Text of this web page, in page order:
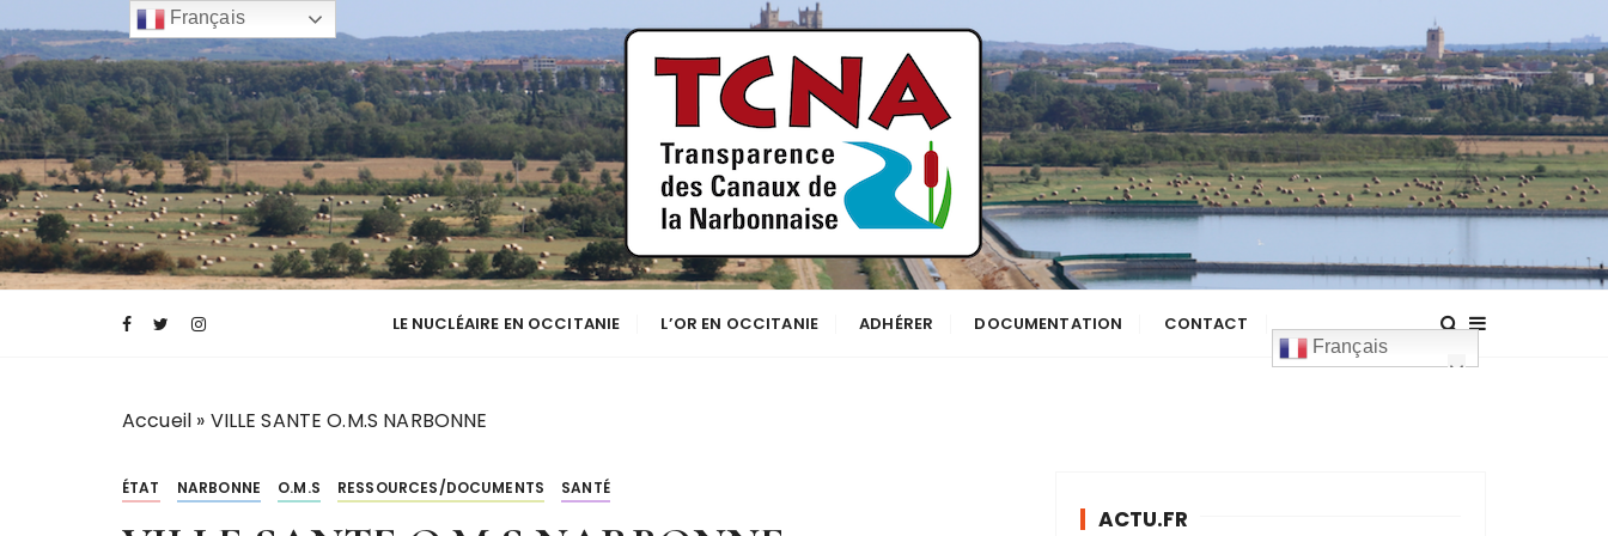
a
s
s
e
r
a
u
c
o
TCNA NARBONNE
Transparence des canaux de la narbonnaise
LE NUCLÉAIRE EN OCCITANIE L’OR EN OCCITANIE ADHÉRER DOCUMENTATION CONTACT
Français
Accueil » VILLE SANTE O.M.S NARBONNE
ÉTAT NARBONNE O.M.S RESSOURCES/DOCUMENTS SANTÉ
ACTU.FR
Français